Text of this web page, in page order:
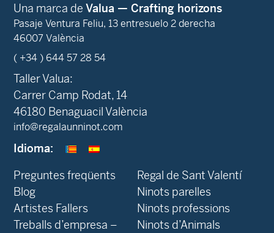
Una marca de Valua — Crafting horizons
Pasaje Ventura Feliu, 13 entresuelo 2 derecha
46007 València
( +34 ) 644 57 28 54
Taller Valua:
Carrer Camp Rodat, 14
46180 Benaguacil València
info@regalaunninot.com
Idioma:
Preguntes freqüents
Blog
‍Artistes Fallers
Treballs d’empresa –
Regal de Sant Valentí
Ninots parelles
Ninots professions
Ninots d’Animals